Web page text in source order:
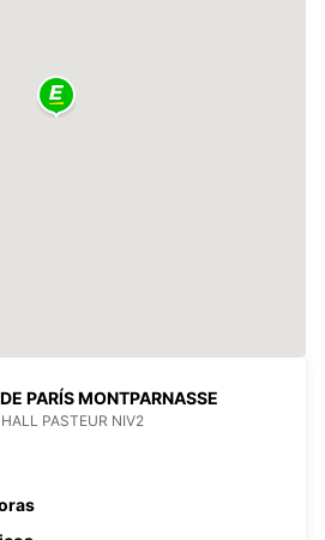
PARÍS MONTPARNASSE
PASTEUR NIV2